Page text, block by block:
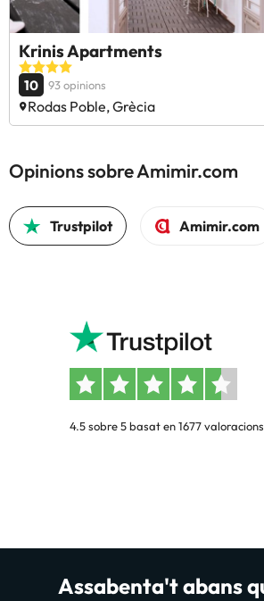
Krinis Apartments
10 93 opinions
Rodas Poble, Grècia
Opinions sobre Amimir.com
Trustpilot Amimir.com
4.5 sobre 5 basat en 1677 valoracions
Assabenta't abans